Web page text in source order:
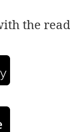
the